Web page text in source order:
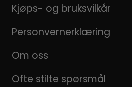
Kjøps- og bruksvilkår
Personvernerklæring
Om oss
Ofte stilte spørsmål